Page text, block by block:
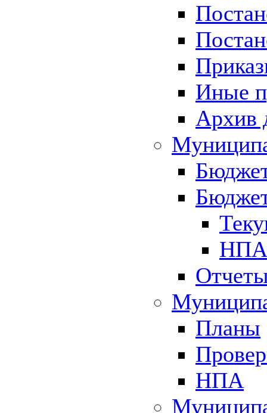
Иные
Архив
НПА
Планы
НПА